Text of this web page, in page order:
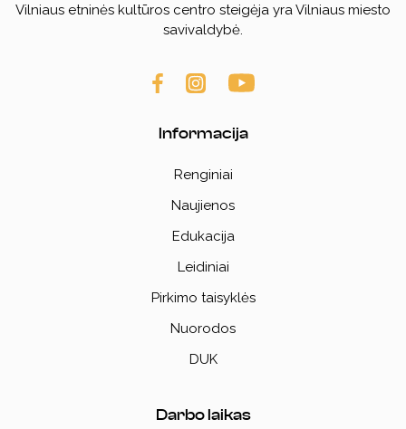
Vilniaus etninės kultūros centro steigėja yra Vilniaus miesto
savivaldybė.
Informacija
Renginiai
Naujienos
Edukacija
Leidiniai
Pirkimo taisyklės
Nuorodos
DUK
Darbo laikas